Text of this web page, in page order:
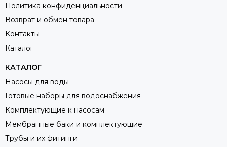
Политика конфиденциальности
Возврат и обмен товара
Контакты
Каталог
КАТАЛОГ
Насосы для воды
Готовые наборы для водоснабжения
Комплектующие к насосам
Мембранные баки и комплектующие
Трубы и их фитинги